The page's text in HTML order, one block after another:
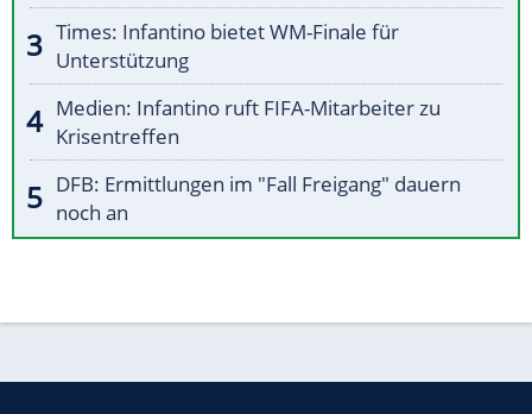
Times: Infantino bietet WM-Finale für
Unterstützung
Medien: Infantino ruft FIFA-Mitarbeiter zu
Krisentreffen
DFB: Ermittlungen im "Fall Freigang" dauern
noch an